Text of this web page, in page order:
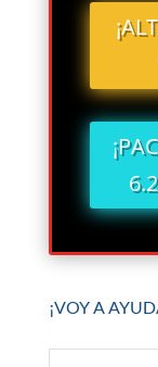
¡VOY A